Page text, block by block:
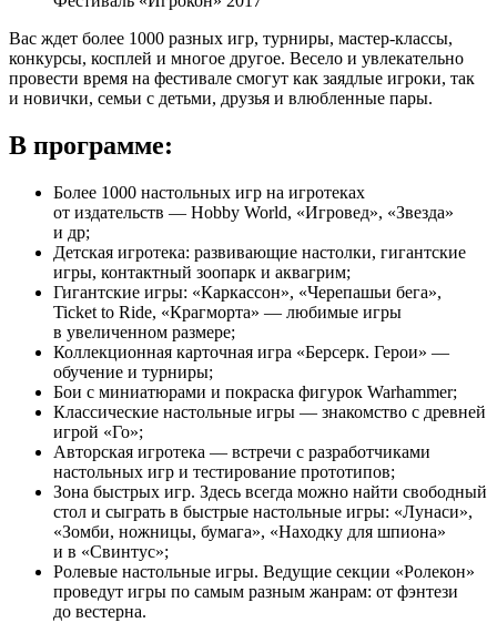
Вас ждет более 1000 разных игр, турниры, мастер-классы,
конкурсы, косплей и многое другое. Весело и увлекательно
провести время на фестивале смогут как заядлые игроки, так
и новички, семьи с детьми, друзья и влюбленные пары.
В программе:
Более 1000 настольных игр на игротеках
от издательств — Hobby World, «Игровед», «Звезда»
и др;
Детская игротека: развивающие настолки, гигантские
игры, контактный зоопарк и аквагрим;
Гигантские игры: «Каркассон», «Черепашьи бега»,
Ticket to Ride, «Крагморта» — любимые игры
в увеличенном размере;
Коллекционная карточная игра «Берсерк. Герои» —
обучение и турниры;
Бои с миниатюрами и покраска фигурок Warhammer;
Классические настольные игры — знакомство с древней
игрой «Го»;
Авторская игротека — встречи с разработчиками
настольных игр и тестирование прототипов;
Зона быстрых игр. Здесь всегда можно найти свободный
стол и сыграть в быстрые настольные игры: «Лунаси»,
«Зомби, ножницы, бумага», «Находку для шпиона»
и в «Свинтус»;
Ролевые настольные игры. Ведущие секции «Ролекон»
проведут игры по самым разным жанрам: от фэнтези
до вестерна.